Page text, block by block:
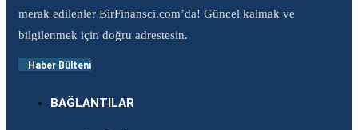
merak edilenler BirFinansci.com’da! Güncel kalmak ve
bilgilenmek için doğru adrestesin.
Haber Bülteni
BAĞLANTILAR